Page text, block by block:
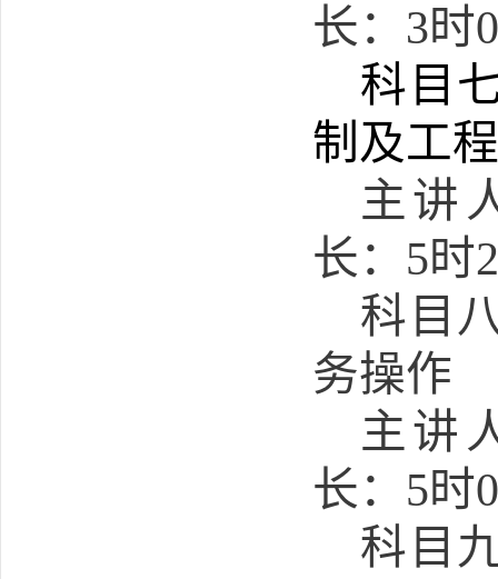
长： 3时
科目
制及工
主讲
长： 5时
科目
务操作
主讲
长： 5时
科目